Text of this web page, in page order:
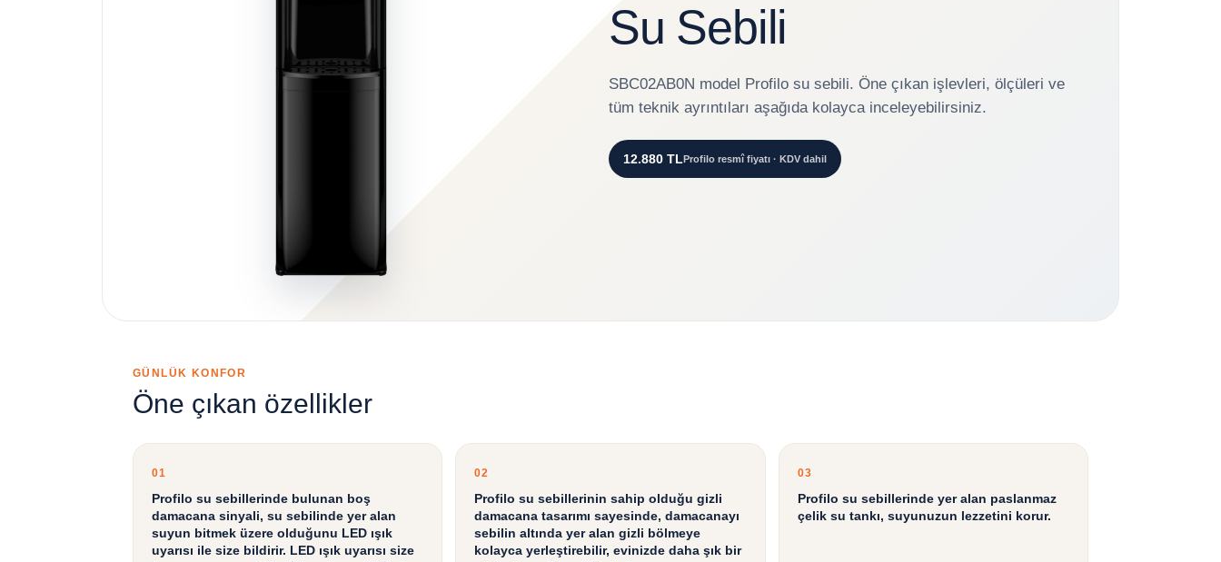
Su Sebili
SBC02AB0N model Profilo su sebili. Öne çıkan işlevleri, ölçüleri ve
tüm teknik ayrıntıları aşağıda kolayca inceleyebilirsiniz.
12.880 TLProfilo resmî fiyatı · KDV dahil
GÜNLÜK KONFOR
Öne çıkan özellikler
01
Profilo su sebillerinde bulunan boş
damacana sinyali, su sebilinde yer alan
suyun bitmek üzere olduğunu LED ışık
uyarısı ile size bildirir. LED ışık uyarısı size
02
Profilo su sebillerinin sahip olduğu gizli
damacana tasarımı sayesinde, damacanayı
sebilin altında yer alan gizli bölmeye
kolayca yerleştirebilir, evinizde daha şık bir
03
Profilo su sebillerinde yer alan paslanmaz
çelik su tankı, suyunuzun lezzetini korur.